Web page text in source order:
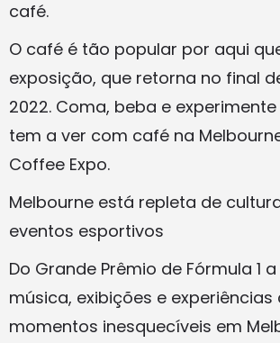
café.
O café é tão popular por aqui
exposição, que retorna no final
2022. Coma, beba e
tem a ver com café na
Coffee Expo.
Melbourne está repleta de
eventos esportivos
Do Grande Prêmio de Fórmula 1
música, exibições e experiências
momentos inesquecíveis em